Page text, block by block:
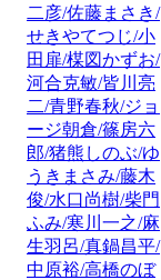
二彦/佐藤まさき/
せきやてつじ/小
田扉/楳図かずお/
河合克敏/皆川亮
二/青野春秋/ジョ
ージ朝倉/篠房六
郎/猪熊しのぶ/ゆ
うきまさみ/藤木
俊/水口尚樹/柴門
ふみ/寒川一之/麻
生羽呂/真鍋昌平/
中原裕/高橋のぼ